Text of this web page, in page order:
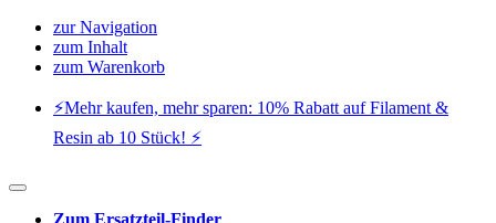
zur Navigation
zum Inhalt
zum Warenkorb
⚡️Mehr kaufen, mehr sparen: 10% Rabatt auf Filament &
Resin ab 10 Stück! ⚡️
Zum Ersatzteil-Finder